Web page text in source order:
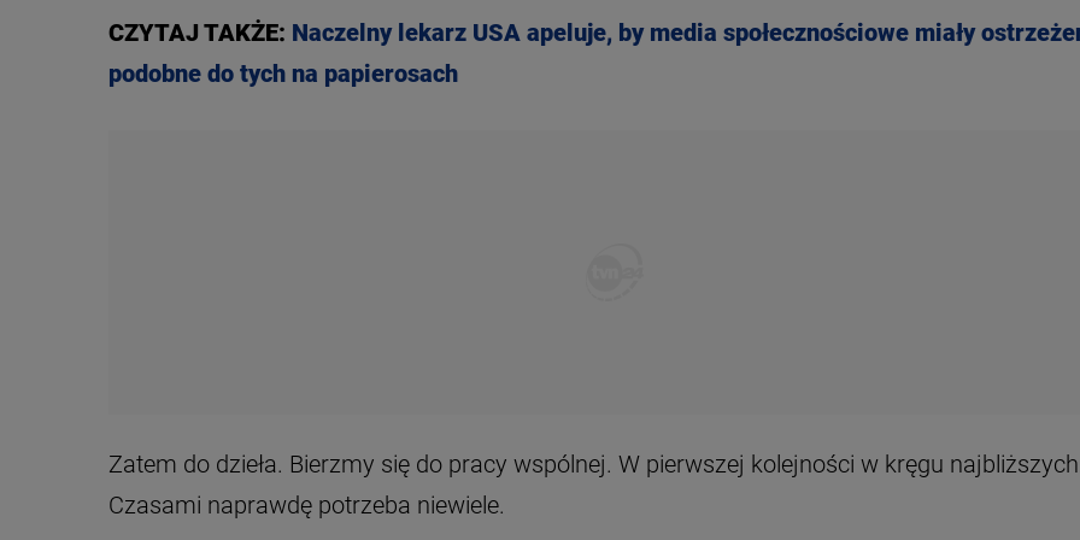
CZYTAJ TAKŻE: Naczelny lekarz USA apeluje, by media społecznościowe miały
podobne do tych na papierosach
Zatem do dzieła. Bierzmy się do pracy wspólnej. W pierwszej kolejności w kręgu
Czasami naprawdę potrzeba niewiele.